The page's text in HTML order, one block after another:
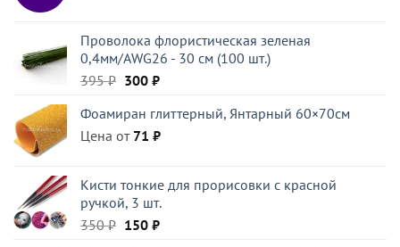
Проволока флористическая зеленая
0,4мм/AWG26 - 30 см (100 шт.)
395₽ Первоначальная
составляла
395 ₽.
300 ₽Текущая
300 ₽.
Фоамиран глиттерный, Янтарный 60×70см
Цена от 71 ₽
Кисти тонкие для прорисовки с красной
ручкой, 3 шт.
350₽ Первоначальная
150 ₽Текущая